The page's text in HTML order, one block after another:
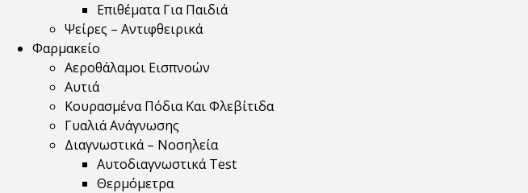
Επιθέματα Για Παιδιά
Ψείρες – Αντιφθειρικά
Φαρμακείο
Αεροθάλαμοι Εισπνοών
Αυτιά
Κουρασμένα Πόδια Και Φλεβίτιδα
Γυαλιά Ανάγνωσης
Διαγνωστικά – Νοσηλεία
Αυτοδιαγνωστικά Test
Θερμόμετρα